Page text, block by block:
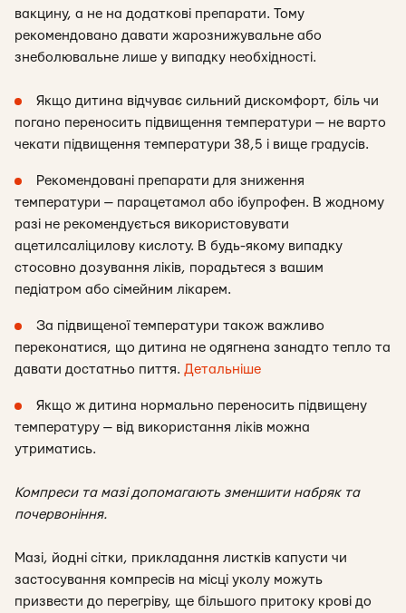
вакцину, а не на додаткові препарати. Тому
рекомендовано давати жарознижувальне або
знеболювальне лише у випадку необхідності.
Якщо дитина відчуває сильний дискомфорт, біль чи
погано переносить підвищення температури — не варто
чекати підвищення температури 38,5 і вище градусів.
Рекомендовані препарати для зниження
температури — парацетамол або ібупрофен. В жодному
разі не рекомендується використовувати
ацетилсаліцилову кислоту. В будь-якому випадку
стосовно дозування ліків, порадьтеся з вашим
педіатром або сімейним лікарем.
За підвищеної температури також важливо
переконатися, що дитина не одягнена занадто тепло та
давати достатньо пиття. Детальніше
Якщо ж дитина нормально переносить підвищену
температуру — від використання ліків можна
утриматись.
Компреси та мазі допомагають зменшити набряк та
почервоніння.
Мазі, йодні сітки, прикладання листків капусти чи
застосування компресів на місці уколу можуть
призвести до перегріву, ще більшого притоку крові до